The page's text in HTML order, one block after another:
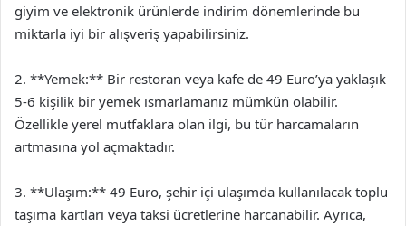
giyim ve elektronik ürünlerde indirim dönemlerinde bu
miktarla iyi bir alışveriş yapabilirsiniz.
2. **Yemek:** Bir restoran veya kafe de 49 Euro’ya yaklaşık
5-6 kişilik bir yemek ısmarlamanız mümkün olabilir.
Özellikle yerel mutfaklara olan ilgi, bu tür harcamaların
artmasına yol açmaktadır.
3. **Ulaşım:** 49 Euro, şehir içi ulaşımda kullanılacak toplu
taşıma kartları veya taksi ücretlerine harcanabilir. Ayrıca,